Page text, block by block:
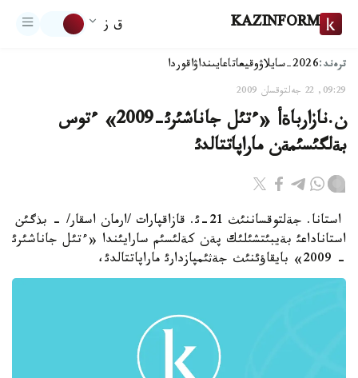
KAZINFORM ق ز
ترەند:2026-سايلاۋ وقيعاتاعايىنداۋاقوردا
09:29, 22 جەلتوقسان 2009
ن.نازارباةأ «ءتئل جاناشئرئ-2009» ءتوس
بةلگئسئمةن ماراپاتتالدئ
استانا. جةلتوقساننئث 21-ئ. قازاقپارات /ارمان اسقار/ - بذگئن
استاناداعئ بةيبئتشئلئك پةن كةلئسئم سارايئندا «ءتئل جاناشئرئ
- 2009» بايقاؤئنئث جةثئمپازدارئ ماراپاتتالدئ،